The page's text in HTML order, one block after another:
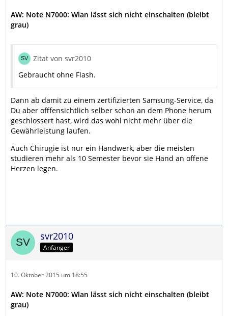
AW: Note N7000: Wlan lässt sich nicht einschalten (bleibt
grau)
Zitat von svr2010
Gebraucht ohne Flash.
Dann ab damit zu einem zertifizierten Samsung-Service, da
Du aber offfensichtlich selber schon an dem Phone herum
geschlossert hast, wird das wohl nicht mehr über die
Gewährleistung laufen.
Auch Chirugie ist nur ein Handwerk, aber die meisten
studieren mehr als 10 Semester bevor sie Hand an offene
Herzen legen.
svr2010
Anfänger
10. Oktober 2015 um 18:55
AW: Note N7000: Wlan lässt sich nicht einschalten (bleibt
grau)